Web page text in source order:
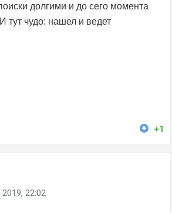
долгими и до сего момента
тут чудо: нашел и ведет
+1
22:02